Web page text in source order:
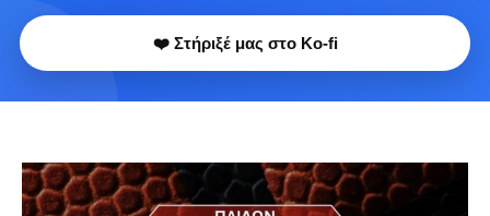
❤️ Στήριξέ μας στο Ko-fi